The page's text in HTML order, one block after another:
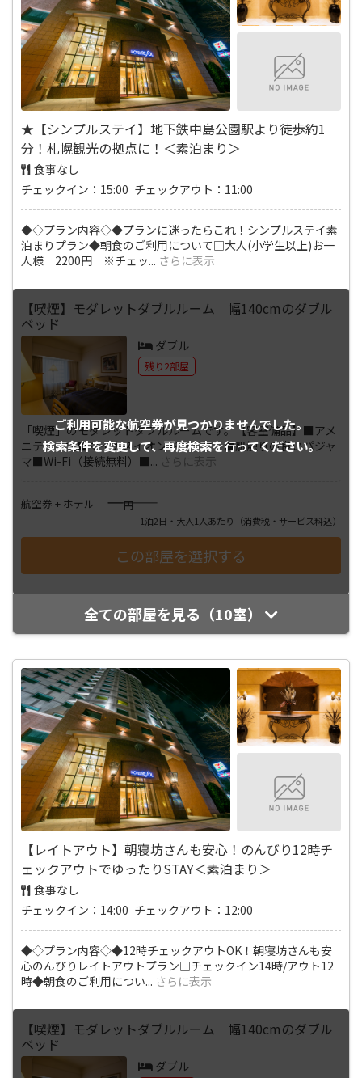
★【シンプルステイ】地下鉄中島公園駅より徒歩約1
分！札幌観光の拠点に！＜素泊まり＞
食事なし
チェックイン：15:00 チェックアウト：11:00
◆◇プラン内容◇◆プランに迷ったらこれ！シンプルステイ素
泊まりプラン◆朝食のご利用について□大人(小学生以上)お一
人様 2200円 ※チェッ... さらに表示
ご利用可能な航空券が見つかりませんでした。
検索条件を変更して、再度検索を行ってください。
【喫煙】モダレットダブルルーム 幅140cmのダブル
ベッド
ダブル
残り2部屋
「喫煙」のモダレットダブルルームです。【客室備品】■アメ
ニティ一式■マイナスイオンドライヤー■肌触りの良いパジャ
マ■Wi-Fi（接続無料）■... さらに表示
航空券 + ホテル ――――円
1泊2日・大人1人あたり （消費税・サービス料込）
全ての部屋を見る（10室）
【レイトアウト】朝寝坊さんも安心！のんびり12時チ
ェックアウトでゆったりSTAY＜素泊まり＞
食事なし
チェックイン：14:00 チェックアウト：12:00
◆◇プラン内容◇◆12時チェックアウトOK！朝寝坊さんも安
心のんびりレイトアウトプラン□チェックイン14時/アウト12
時◆朝食のご利用につい... さらに表示
【喫煙】モダレットダブルルーム 幅140cmのダブル
ベッド
ダブル